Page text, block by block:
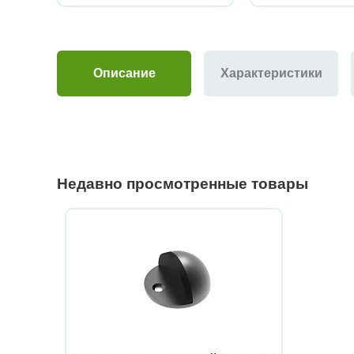
Описание Характеристики
Недавно просмотренные товары